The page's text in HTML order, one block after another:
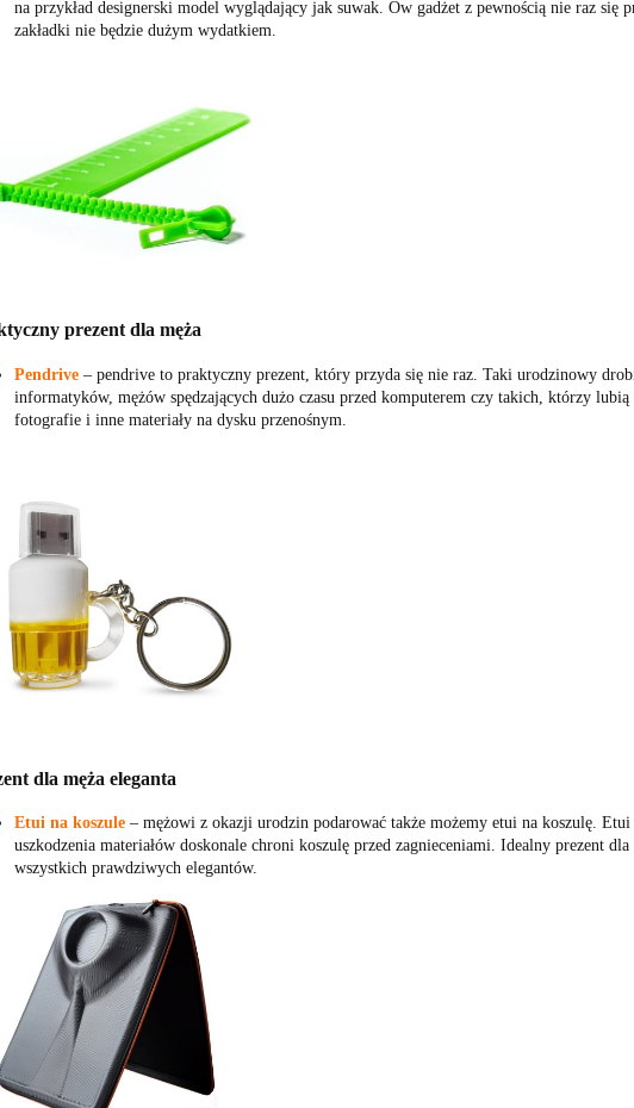
na przykład designerski model wyglądający jak suwak. Ów gadżet z pewnością nie raz się
zakładki nie będzie dużym wydatkiem.
prezent dla męża
Pendrive ‒ pendrive to praktyczny prezent, który przyda się nie raz. Taki urodzinowy
informatyków, mężów spędzających dużo czasu przed komputerem czy takich, którzy lubią
fotografie i inne materiały na dysku przenośnym.
dla męża eleganta
Etui na koszule‒ mężowi z okazji urodzin podarować także możemy etui na koszulę.
uszkodzenia materiałów doskonale chroni koszulę przed zagnieceniami. Idealny prezent
wszystkich prawdziwych elegantów.